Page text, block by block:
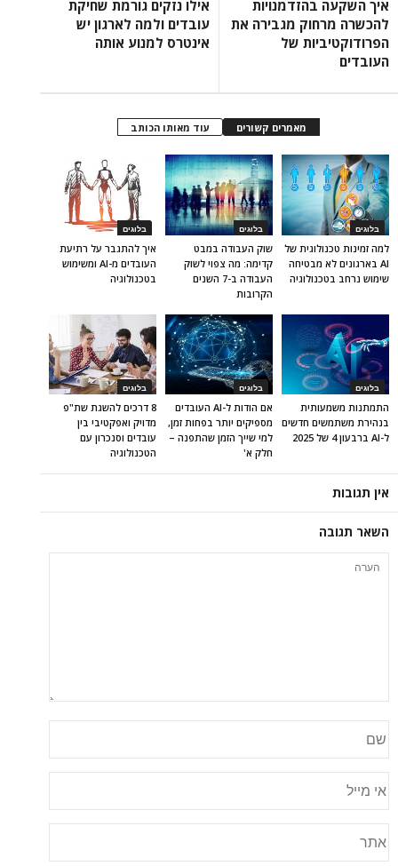
איך השקעה בהזדמנויות
להכשרה מרחוק מגבירה את
הפרודוקטיביות של
העובדים
אילו נזקים גורמת שחיקת
עובדים ולמה לארגון יש
אינטרס למנוע אותה
מאמרים קשורים עוד מאותו הכותב
בלוגים
איך להתגבר על רתיעת
העובדים מ-AI ומשימוש
בטכנולוגיה
בלוגים
שוק העבודה במבט
קדימה: מה צפוי לשוק
העבודה ב-7 השנים
הקרובות
בלוגים
למה זמינות טכנולוגית של
AI בארגונים לא מבטיחה
שימוש נרחב בטכנולוגיה
בלוגים
8 דרכים להשגת שת"פ
מדויק ואפקטיבי בין
עובדים וסנכרון עם
הטכנולוגיה
בלוגים
אם הודות ל-AI העובדים
מספיקים יותר בפחות זמן,
למי שייך הזמן שהתפנה –
חלק א'
בלוגים
התמתנות משמעותית
בנהירת משתמשים חדשים
ל-AI ברבעון 4 של 2025
אין תגובות
השאר תגובה